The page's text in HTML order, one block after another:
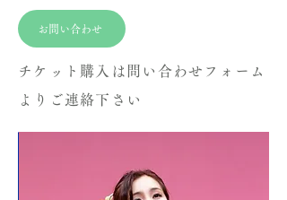
お問い合わせ
チケット購入は問い合わせフォーム
よりご連絡下さい